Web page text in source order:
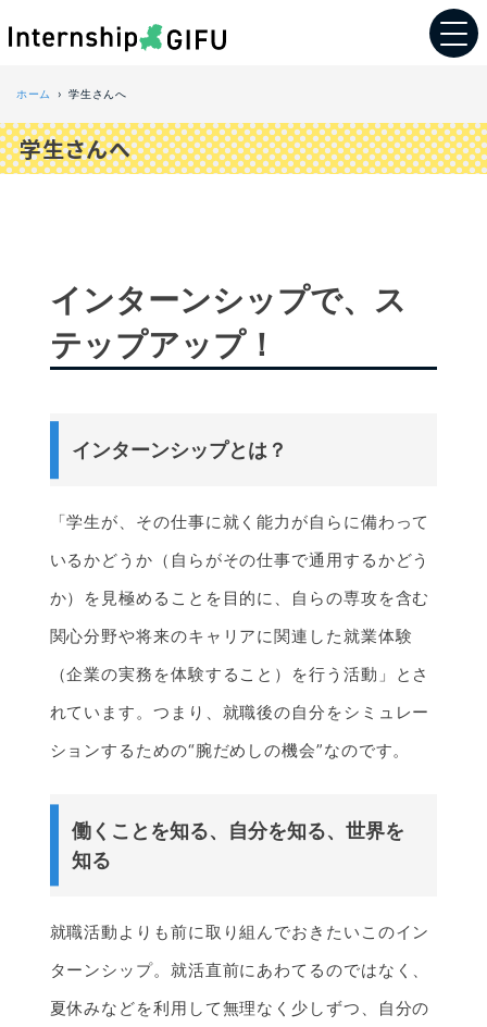
ホーム 学生さんへ
学生さんへ
インターンシップで、ス
テップアップ！
インターンシップとは？
「学生が、その仕事に就く能力が自らに備わって
いるかどうか（自らがその仕事で通用するかどう
か）を見極めることを目的に、自らの専攻を含む
関心分野や将来のキャリアに関連した就業体験
（企業の実務を体験すること）を行う活動」とさ
れています。つまり、就職後の自分をシミュレー
ションするための“腕だめしの機会”なのです。
働くことを知る、自分を知る、世界を
知る
就職活動よりも前に取り組んでおきたいこのイン
ターンシップ。就活直前にあわてるのではなく、
夏休みなどを利用して無理なく少しずつ、自分の